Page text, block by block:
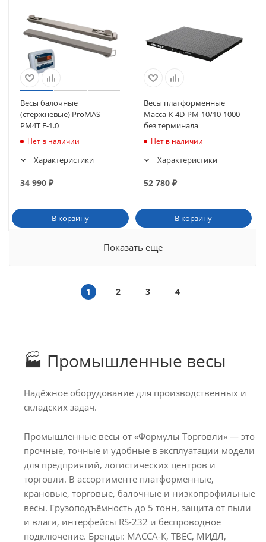
Весы балочные
(стержневые) ProMAS
PM4T E-1.0
Нет в наличии
Характеристики
34 990 ₽
В корзину
Весы платформенные
Масса-К 4D-PM-10/10-1000
без терминала
Нет в наличии
Характеристики
52 780₽
В корзину
Показать еще
1 2 3 4
🏭 Промышленные весы
Надёжное оборудование для производственных и
складских задач.
Промышленные весы от «Формулы Торговли» — это
прочные, точные и удобные в эксплуатации модели
для предприятий, логистических центров и
торговли. В ассортименте платформенные,
крановые, торговые, балочные и низкопрофильные
весы. Грузоподъёмность до 5 тонн, защита от пыли
и влаги, интерфейсы RS-232 и беспроводное
подключение. Бренды: МАССА-К, ТВЕС, МИДЛ,